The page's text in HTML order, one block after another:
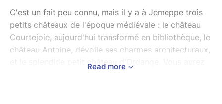
C'est un fait peu connu, mais il y a à Jemeppe trois
petits châteaux de l'époque médiévale : le château
Courtejoie, aujourd'hui transformé en bibliothèque, le
château Antoine, dévoile ses charmes architecturaux,
et le splendide petit château d'Ordange. Vous aurez
Read more